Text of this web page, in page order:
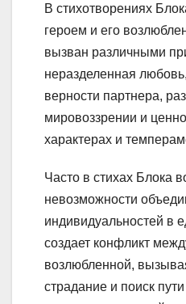
В стихотворениях
героем и его
вызван различными
неразделенная
верности партнера,
мировоззрении и
характерах и
Часто в стихах Блока
невозможности
индивидуальностей в
создает конфликт
возлюбленной,
страдание и поиск